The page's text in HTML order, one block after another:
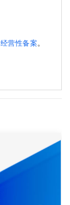
经营性备案。